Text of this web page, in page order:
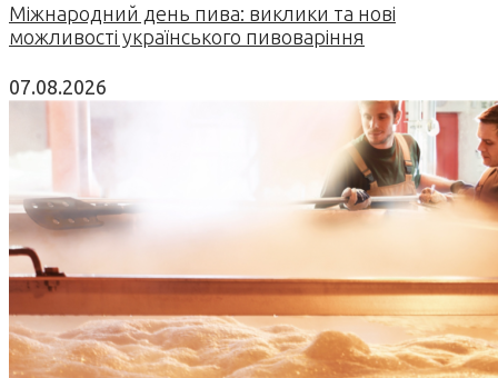
Міжнародний день пива: виклики та нові
можливості українського пивоваріння
07.08.2026